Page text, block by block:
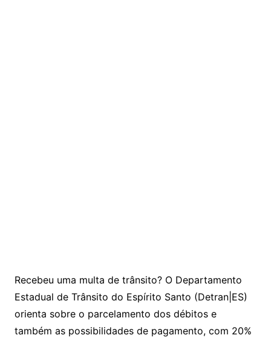
Recebeu uma multa de trânsito? O Departamento
Estadual de Trânsito do Espírito Santo (Detran|ES)
orienta sobre o parcelamento dos débitos e
também as possibilidades de pagamento, com 20%